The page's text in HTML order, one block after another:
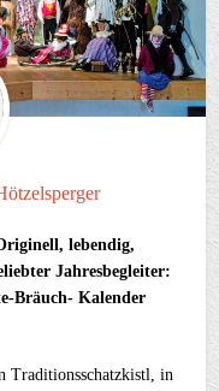
lebendig,
Jahresbegleiter:
Bräuch- Kalender
Traditionsschatzkistl, in